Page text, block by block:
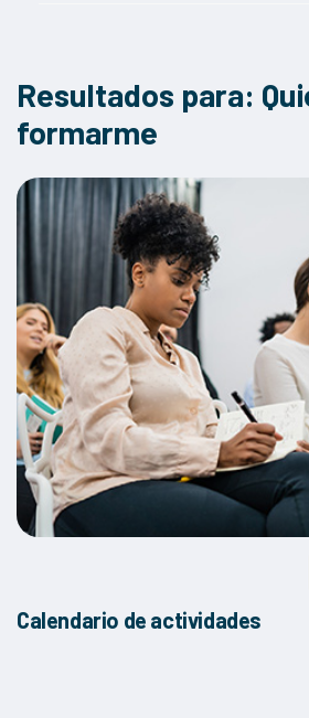
Herramientas digitales para la
Impacto de las nuevas regulaciones en
Impacto social y corporativo
Marketing Digital
Normativas y regulaciones de comercio
Opciones de financiamiento para
Preparación para la búsqueda de
Protección de datos y privacidad
Seguridad cibernética para no
Sostenibilidad y normativas
Técnicas de venta y negociación
Transformación digital en la empresa
Resultados para:
formarme
Calendario de actividades